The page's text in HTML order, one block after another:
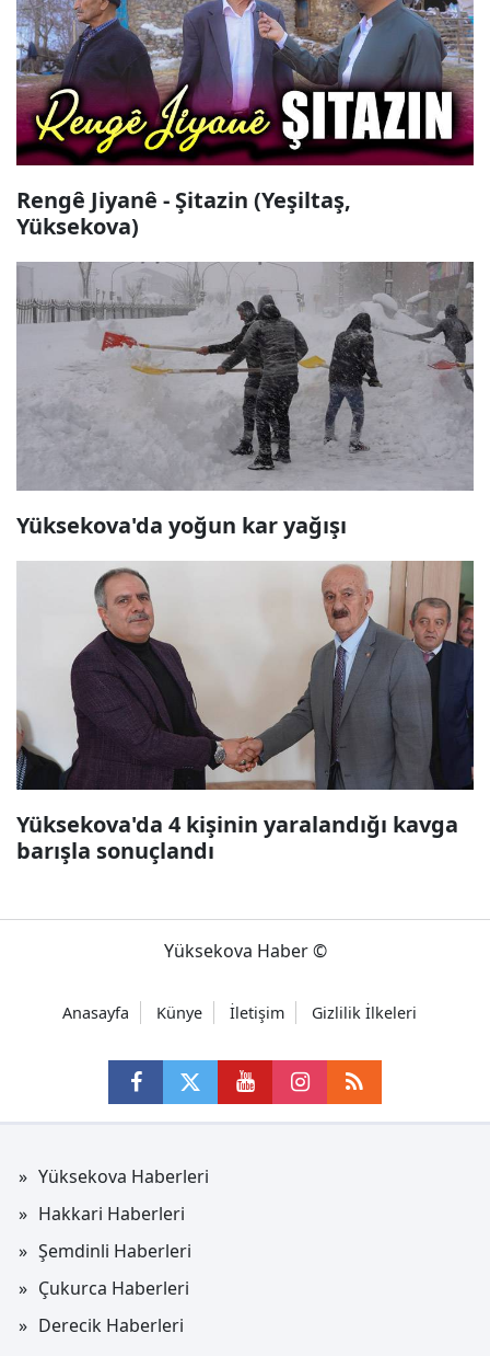
Rengê Jiyanê - Şitazin (Yeşiltaş,
Yüksekova)
Yüksekova'da yoğun kar yağışı
Yüksekova'da 4 kişinin yaralandığı kavga
barışla sonuçlandı
Yüksekova Haber ©
Anasayfa Künye İletişim Gizlilik İlkeleri
Yüksekova Haberleri
Hakkari Haberleri
Şemdinli Haberleri
Çukurca Haberleri
Derecik Haberleri